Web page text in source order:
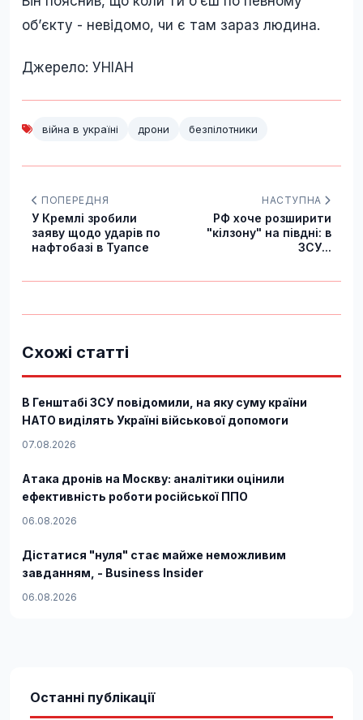
об’єкту - невідомо, чи є там зараз людина.
Джерело: УНІАН
війна в україні дрони безпілотники
ПОПЕРЕДНЯ
У Кремлі зробили
заяву щодо ударів по
нафтобазі в Туапсе
НАСТУПНА
РФ хоче розширити
"кілзону" на півдні: в
ЗСУ...
Схожі статті
В Генштабі ЗСУ повідомили, на яку суму країни
НАТО виділять Україні військової допомоги
07.08.2026
Атака дронів на Москву: аналітики оцінили
ефективність роботи російської ППО
06.08.2026
Дістатися "нуля" стає майже неможливим
завданням, - Business Insider
06.08.2026
Останні публікації